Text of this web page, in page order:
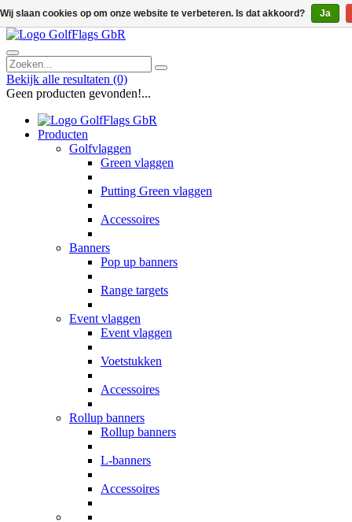
Bekijk alle resultaten (0)
Geen producten gevonden!...
Producten
Golfvlaggen
Green vlaggen
Putting Green vlaggen
Accessoires
Banners
Pop up banners
Range targets
Event vlaggen
Event vlaggen
Voetstukken
Accessoires
Rollup banners
Rollup banners
L-banners
Accessoires
Wij slaan cookies op om onze website te verbeteren. Is dat akkoord? Ja